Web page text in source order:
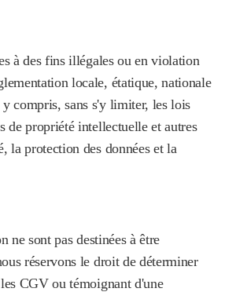
à des fins illégales ou en violation
locale, étatique, nationale
compris, sans s'y limiter, les lois
de propriété intellectuelle et autres
la protection des données et la
ne sont pas destinées à être
réservons le droit de déterminer
CGV ou témoignant d'une